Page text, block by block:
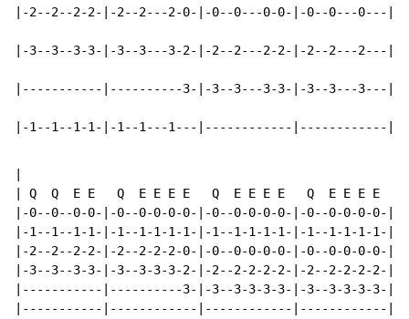
|-2--2--2-2-|-2--2---2-0-|-0--0---0-0-|-0--0---0---|-
|-3--3--3-3-|-3--3---3-2-|-2--2---2-2-|-2--2---2---
|-----------|----------3-|-3--3---3-3-|-3--3---
|-1--1--1-1-|-1--1---1---|------------|------------|-
| Q  Q  E E   Q  E E E E   Q  E E E E   Q  E E E E
|-0--0--0-0-|-0--0-0-0-0-|-0--0-0-0-0-|-0--0-0-0-0-|-
|-1--1--1-1-|-1--1-1-1-1-|-1--1-1-1-1-|-1--1-1-1-1-|-
|-2--2--2-2-|-2--2-2-2-0-|-0--0-0-0-0-|-0--0-0-0-0-|-
|-3--3--3-3-|-3--3-3-3-2-|-2--2-2-2-2-|-2--2-2-2-2-|-
|-----------|----------3-|-3--3-3-3-3-|-3--3-3-3-
|-----------|------------|------------|------------